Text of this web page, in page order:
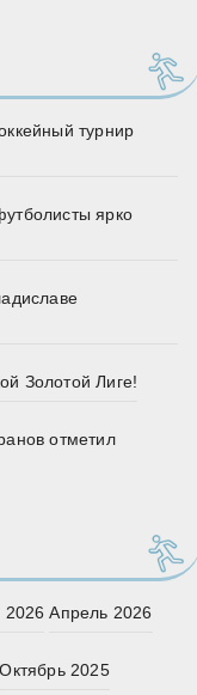
турнир
ярко
Золотой Лиге!
отметил
Апрель 2026
Октябрь 2025